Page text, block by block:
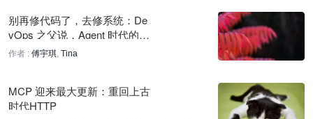
SWE-bench已饱和，Cognition总裁谈自建编程基准
58 分钟前
别再修代码了，去修系统：De
vOps 之父说，Agent 时代的组
织变革比技术更难
作者 : 傅宇琪, Tina
MCP 迎来最大更新：重回上古
时代HTTP